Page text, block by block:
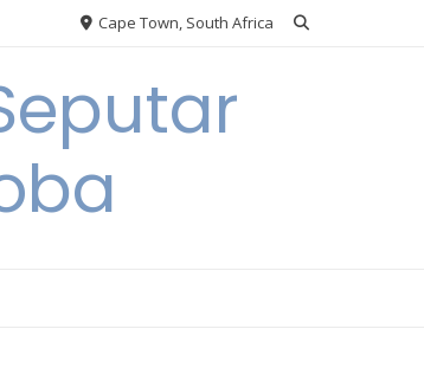
Cape Town, South Africa